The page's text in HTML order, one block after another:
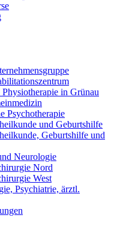
in Grünau
Psychotherapie
und Geburtshilfe
Geburtshilfe und
Neurologie
Nord
West
Psychiatrie, ärztl.